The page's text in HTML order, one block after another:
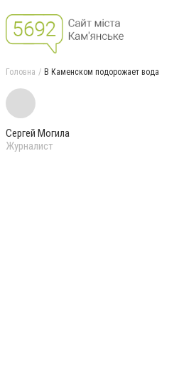
Головна В Каменском подорожает вода
Сергей Могила
Журналист